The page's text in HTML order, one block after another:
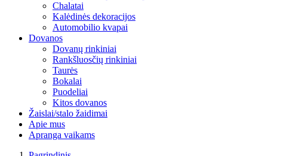
Chalatai
Kalėdinės dekoracijos
Automobilio kvapai
Dovanos
Dovanų rinkiniai
Rankšluosčių rinkiniai
Taurės
Bokalai
Puodeliai
Kitos dovanos
Žaislai/stalo žaidimai
Apie mus
Apranga vaikams